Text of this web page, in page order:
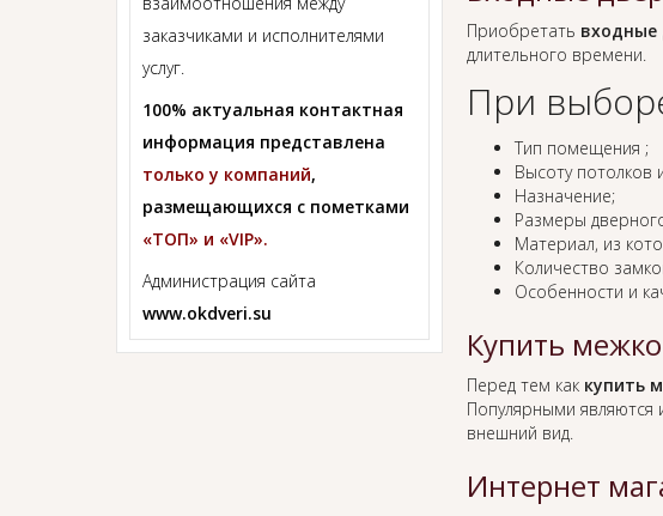
Приобретать входные
длительного времени.
При
Тип помещения ;
Высоту потолков
Назначение;
Размеры
Материал, из
Количество
Особенности и
Купить
Перед тем как купить
Популярными
внешний вид.
Интернет
заказчиками и исполнителями
услуг.
100% актуальная контактная
информация представлена
только у компаний,
размещающихся с пометками
«ТОП» и «VIP».
Администрация сайта
www.okdveri.su